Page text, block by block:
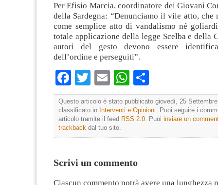
Per Efisio Marcia, coordinatore dei Giovani
della Sardegna: “Denunciamo il vile atto, che
come semplice atto di vandalismo né
totale applicazione della legge Scelba e della
autori del gesto devono essere
dell’ordine e perseguiti”.
Facebook
Twitter
EmailWhatsApp
Questo articolo è stato pubblicato giovedì, 25
classificato in Interventi e Opinioni . Puoi seguire i
articolo tramite il feed RSS 2.0 . Puoi inviare un
trackback dal tuo sito.
Scrivi un commento
Ciascun commento potrà avere una lunghezza